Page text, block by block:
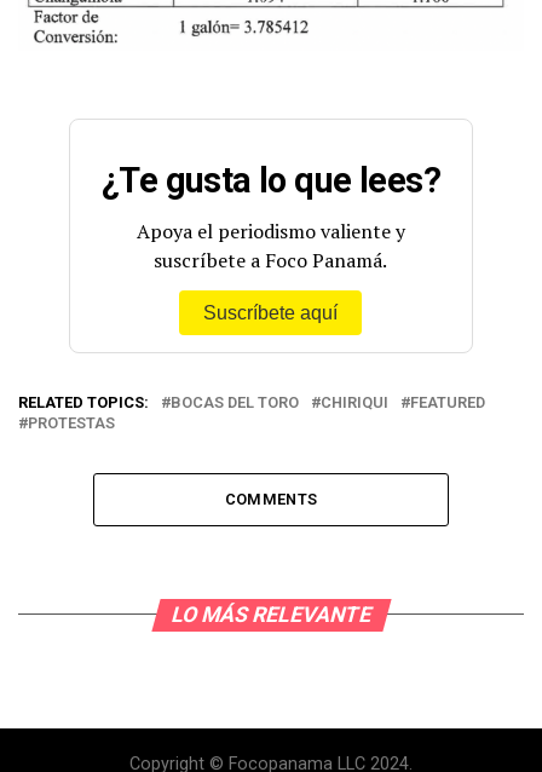
¿Te gusta lo que lees?
Apoya el periodismo valiente y
suscríbete a Foco Panamá.
Suscríbete aquí
RELATED TOPICS: BOCAS DEL TORO CHIRIQUI
FEATURED
PROTESTAS
COMMENTS
LO MÁS RELEVANTE
Copyright © Focopanama LLC 2024.